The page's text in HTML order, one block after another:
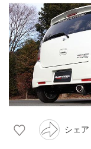
シェア